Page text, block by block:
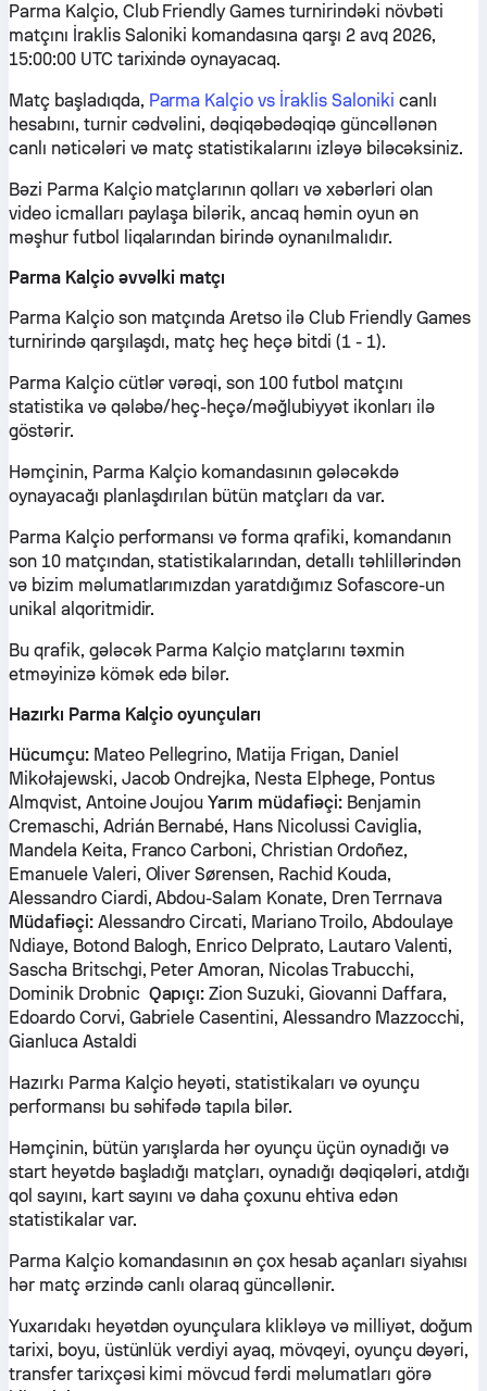
Parma Kalçio, Club Friendly Games turnirindəki növbəti
matçını İraklis Saloniki komandasına qarşı 2 avq 2026,
15:00:00 UTC tarixində oynayacaq.
Matç başladıqda, Parma Kalçio vs İraklis Saloniki canlı
hesabını, turnir cədvəlini, dəqiqəbədəqiqə güncəllənən
canlı nəticələri və matç statistikalarını izləyə biləcəksiniz.
Bəzi Parma Kalçio matçlarının qolları və xəbərləri olan
video icmalları paylaşa bilərik, ancaq həmin oyun ən
məşhur futbol liqalarından birində oynanılmalıdır.
Parma Kalçio əvvəlki matçı
Parma Kalçio son matçında Aretso ilə Club Friendly Games
turnirində qarşılaşdı, matç heç heçə bitdi (1 - 1).
Parma Kalçio cütlər vərəqi, son 100 futbol matçını
statistika və qələbə/heç-heçə/məğlubiyyət ikonları ilə
göstərir.
Həmçinin, Parma Kalçio komandasının gələcəkdə
oynayacağı planlaşdırılan bütün matçları da var.
Parma Kalçio performansı və forma qrafiki, komandanın
son 10 matçından, statistikalarından, detallı təhlillərindən
və bizim məlumatlarımızdan yaratdığımız Sofascore-un
unikal alqoritmidir.
Bu qrafik, gələcək Parma Kalçio matçlarını təxmin
etməyinizə kömək edə bilər.
Hazırkı Parma Kalçio oyunçuları
Hücumçu:Mateo Pellegrino, Matija Frigan, Daniel
Mikołajewski, Jacob Ondrejka, Nesta Elphege, Pontus
Almqvist, Antoine JoujouYarım müdafiəçi:Benjamin
Cremaschi, Adrián Bernabé, Hans Nicolussi Caviglia,
Mandela Keita, Franco Carboni, Christian Ordoñez,
Emanuele Valeri, Oliver Sørensen, Rachid Kouda,
Alessandro Ciardi, Abdou-Salam Konate, Dren Terrnava
Müdafiəçi:Alessandro Circati, Mariano Troilo, Abdoulaye
Ndiaye, Botond Balogh, Enrico Delprato, Lautaro Valenti,
Sascha Britschgi, Peter Amoran, Nicolas Trabucchi,
Dominik Drobnic Qapıçı: Zion Suzuki, Giovanni Daffara,
Edoardo Corvi, Gabriele Casentini, Alessandro Mazzocchi,
Gianluca Astaldi
Hazırkı Parma Kalçio heyəti, statistikaları və oyunçu
performansı bu səhifədə tapıla bilər.
Həmçinin, bütün yarışlarda hər oyunçu üçün oynadığı və
start heyətdə başladığı matçları, oynadığı dəqiqələri, atdığı
qol sayını, kart sayını və daha çoxunu ehtiva edən
statistikalar var.
Parma Kalçio komandasının ən çox hesab açanları siyahısı
hər matç ərzində canlı olaraq güncəllənir.
Yuxarıdakı heyətdən oyunçulara klikləyə və milliyət, doğum
tarixi, boyu, üstünlük verdiyi ayaq, mövqeyi, oyunçu dəyəri,
transfer tarixçəsi kimi mövcud fərdi məlumatları görə